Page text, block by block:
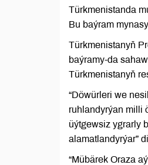
Türkmenistanda
Bu baýram
Türkmenistanyň
baýramy-da
Türkmenistanyň
“Döwürleri we
ruhlandyrýan milli
üýtgewsiz ygrarly
alamatlandyrýar”
“Mübärek Oraza